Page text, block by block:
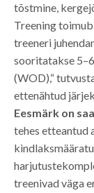
tõstmine,
Treening
treeneri
sooritatakse
(WOD),“
ettenähtud
Eesmärk on
tehes etteantud
treenivad väga